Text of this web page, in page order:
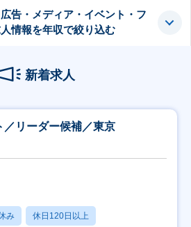
告・メディア・イベント・フ
情報を年収で絞り込む
新着求人
／リーダー候補／東京
み 休日120日以上